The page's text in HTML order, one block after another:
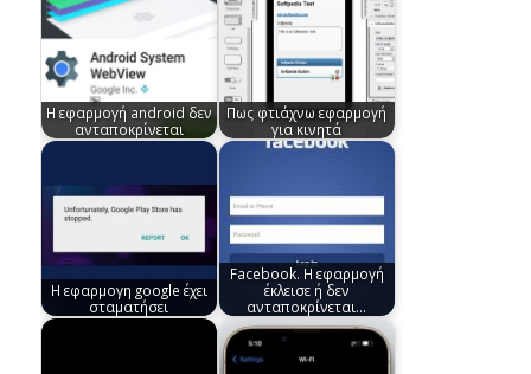
Η εφαρμογή android δεν
ανταποκρίνεται
Πως φτιάχνω εφαρμογή
για κινητά
Η εφαρμογη google έχει
σταματήσει
Facebook. Η εφαρμογή
έκλεισε ή δεν
ανταποκρίνεται…